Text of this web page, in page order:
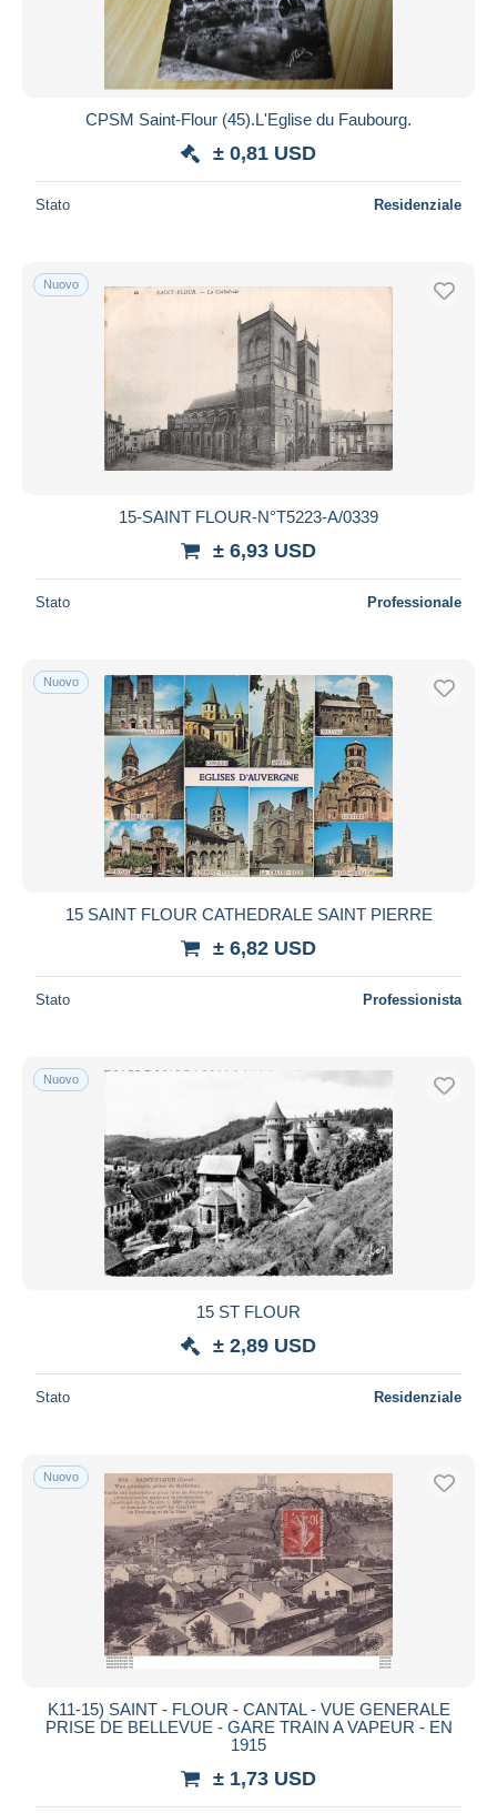
CPSM Saint-Flour (45).L'Eglise du Faubourg.
± 0,81 USD
Stato Residenziale
Nuovo
15-SAINT FLOUR-N°T5223-A/0339
± 6,93 USD
Stato Professionale
Nuovo
15 SAINT FLOUR CATHEDRALE SAINT PIERRE
± 6,82 USD
Stato Professionista
Nuovo
15 ST FLOUR
± 2,89 USD
Stato Residenziale
Nuovo
K11-15) SAINT - FLOUR - CANTAL - VUE GENERALE
PRISE DE BELLEVUE - GARE TRAIN A VAPEUR - EN
1915
± 1,73 USD